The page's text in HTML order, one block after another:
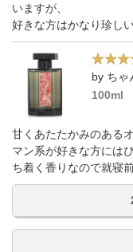
いますが、
好きな方はかなり珍し
by ちゃ
100ml
甘くあたたかみのある
マン系が好きな方には
ち着く香りなので就寝